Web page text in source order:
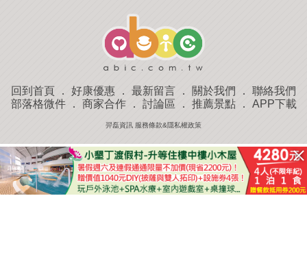
回到首頁 ． 好康優惠 ． 最新留言 ． 關於我們 ． 聯絡我們
部落格微件． 商家合作． 討論區 ． 推薦景點． APP下載
羿磊資訊 服務條款&隱私權政策